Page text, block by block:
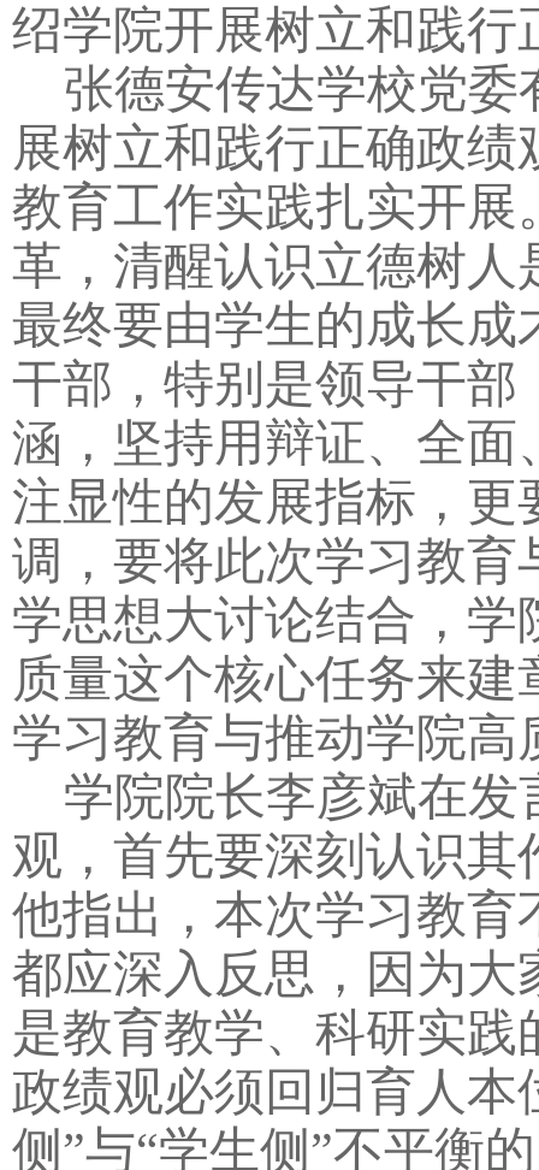
绍学院开展树立和践
张德安传达学校党委
展树立和践行正确政
教育工作实践扎实开
革，清醒认识立德树
最终要由学生的成长
干部，特别是领导干
涵，坚持用辩证、全
注显性的发展指标，
调，要将此次学习教育
学思想大讨论结合，
质量这个核心任务来
学习教育与推动学院
学院院长李彦斌在
观，首先要深刻认识其
他指出，本次学习教
都应深入反思，因为
是教育教学、科研实
政绩观必须回归育人本
侧”与“学生侧”不平衡